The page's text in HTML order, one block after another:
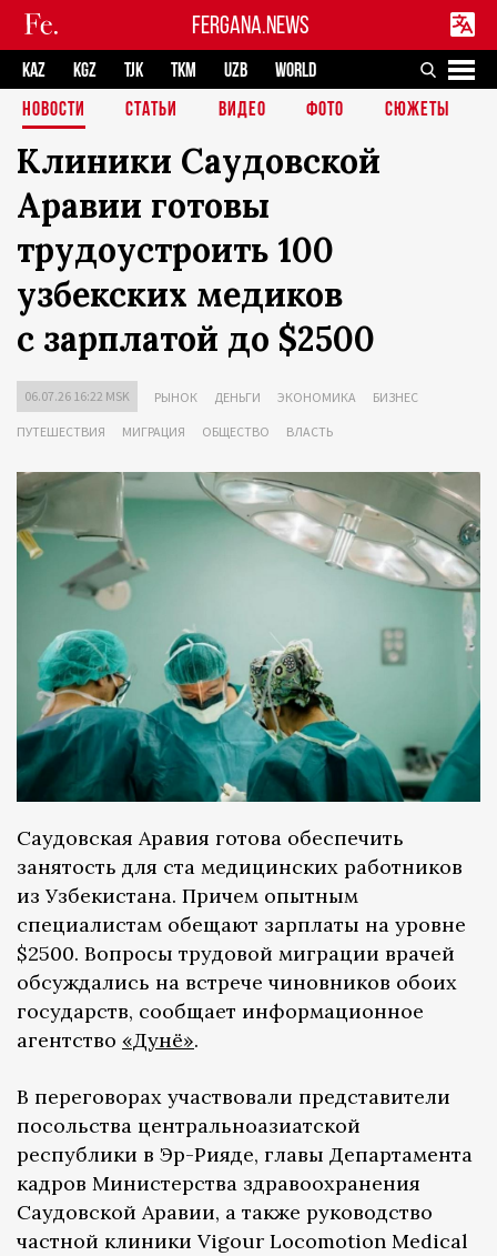
FERGANA.NEWS
KAZ KGZ TJK TKM UZB
WORLD
НОВОСТИ
СТАТЬИ ВИДЕО ФОТО СЮЖЕТЫ
Клиники Саудовской
Аравии готовы
трудоустроить 100
узбекских медиков
с зарплатой до $2500
06.07.26 16:22 MSK РЫНОК ДЕНЬГИ ЭКОНОМИКА БИЗНЕС
ПУТЕШЕСТВИЯ МИГРАЦИЯ ОБЩЕСТВО ВЛАСТЬ
Саудовская Аравия готова обеспечить
занятость для ста медицинских работников
из Узбекистана. Причем опытным
специалистам обещают зарплаты на уровне
$2500. Вопросы трудовой миграции врачей
обсуждались на встрече чиновников обоих
государств, сообщает информационное
агентство «Дунё».
В переговорах участвовали представители
посольства центральноазиатской
республики в Эр-Рияде, главы Департамента
кадров Министерства здравоохранения
Саудовской Аравии, а также руководство
частной клиники Vigour Locomotion Medical